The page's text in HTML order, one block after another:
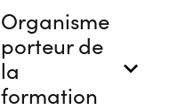
Organisme
porteur de
la
formation